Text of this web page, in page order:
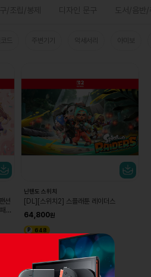
/조립/봉제 디자인 문구 도서/음반
드 주변기기 악세서리
션
닌텐도 스위치
[DL][스위치2] 스플래툰 레이더스
64,800
648